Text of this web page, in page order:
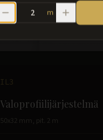
IL3
Valoprofiilijärjestelmä
50x32 mm, pit. 2 m
m